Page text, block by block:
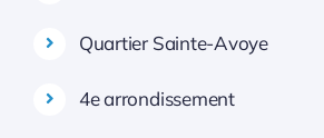
Quartier Sainte-Avoye
4e arrondissement